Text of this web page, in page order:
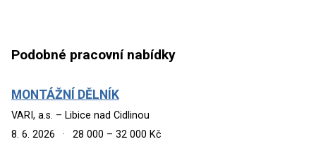
Podobné pracovní nabídky
MONTÁŽNÍ DĚLNÍK
VARI, a.s. – Libice nad Cidlinou
8. 6. 2026
· 28 000 – 32 000 Kč